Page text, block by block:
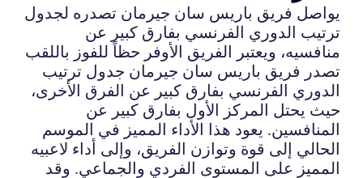
يواصل فريق باريس سان جيرمان تصدره لجدول
ترتيب الدوري الفرنسي بفارق كبير عن
منافسيه، ويعتبر الفريق الأوفر حظاً للفوز باللقب
تصدر فريق باريس سان جيرمان جدول ترتيب
الدوري الفرنسي بفارق كبير عن الفرق الأخرى،
حيث يحتل المركز الأول بفارق كبير عن
المنافسين. يعود هذا الأداء المميز في الموسم
الحالي إلى قوة وتوازن الفريق، وإلى أداء لاعبيه
المميز على المستوى الفردي والجماعي. وقد